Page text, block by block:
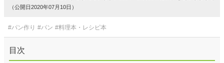
（公開日2020年07月10日）
#パン作り #パン #料理本・レシピ本
目次